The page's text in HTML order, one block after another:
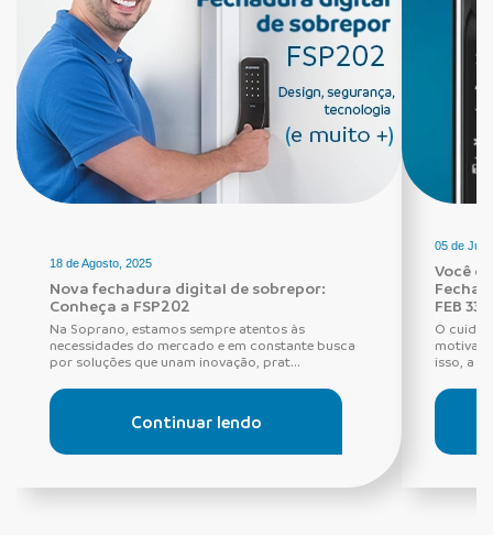
18 de Agosto, 2025
Nova fechadura digital de sobrepor:
Conheça a FSP202
Na Soprano, estamos sempre atentos às
necessidades do mercado e em constante busca
por soluções que unam inovação, prat...
Continuar lendo
05 de
Você
FEB 330
O
isso, a